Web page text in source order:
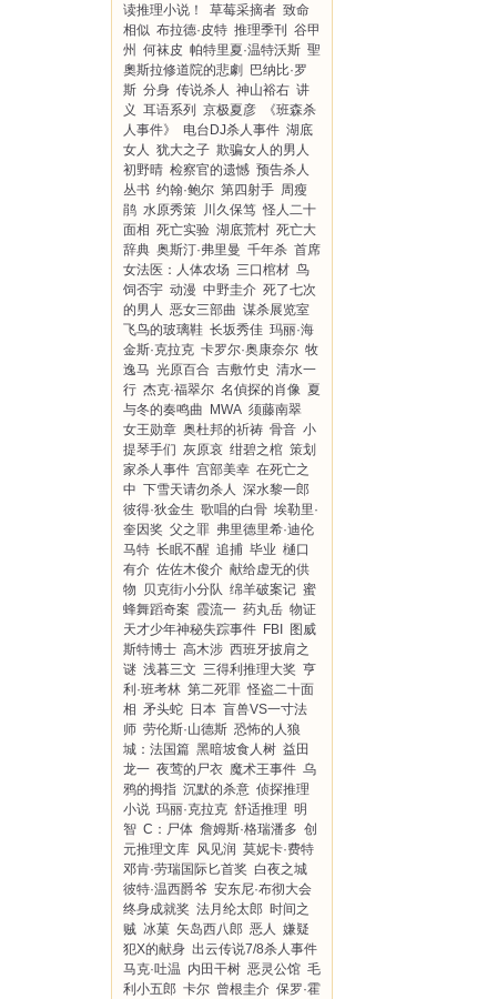
读推理小说！
草莓采摘者 致命
相似 布拉德·皮特 推理季刊
谷甲
州 何袜皮 帕特里夏·温特沃斯 聖
奧斯拉修道院的悲劇
巴纳比·罗
斯 分身 传说杀人 神山裕右 讲
义 耳语系列 京极夏彦
《班森杀
人事件》
电台DJ杀人事件 湖底
女人 犹大之子 欺骗女人的男人
初野晴 检察官的遗憾 预告杀人
丛书 约翰·鲍尔 第四射手 周瘦
鹃 水原秀策 川久保笃 怪人二十
面相 死亡实验 湖底荒村 死亡大
辞典 奥斯汀·弗里曼 千年杀 首席
女法医：人体农场 三口棺材 鸟
饲否宇 动漫 中野圭介 死了七次
的男人 恶女三部曲 谋杀展览室
飞鸟的玻璃鞋 长坂秀佳 玛丽·海
金斯·克拉克 卡罗尔·奥康奈尔 牧
逸马 光原百合 吉敷竹史 清水一
行 杰克·福翠尔 名偵探的肖像 夏
与冬的奏鸣曲
MWA 须藤南翠
女王勋章 奥杜邦的祈祷 骨音 小
提琴手们 灰原哀 绀碧之棺 策划
家杀人事件 宫部美幸 在死亡之
中 下雪天请勿杀人 深水黎一郎
彼得·狄金生 歌唱的白骨 埃勒里·
奎因奖 父之罪 弗里德里希·迪伦
马特 长眠不醒 追捕 毕业 樋口
有介 佐佐木俊介 献给虚无的供
物
贝克街小分队 绵羊破案记 蜜
蜂舞蹈奇案 霞流一 药丸岳 物证
天才少年神秘失踪事件 FBI
图威
斯特博士 高木涉 西班牙披肩之
谜 浅暮三文 三得利推理大奖 亨
利·班考林 第二死罪 怪盗二十面
相 矛头蛇 日本 盲兽VS一寸法
师 劳伦斯·山德斯 恐怖的人狼
城：法国篇 黑暗坡食人树 益田
龙一 夜莺的尸衣 魔术王事件 乌
鸦的拇指 沉默的杀意 侦探推理
小说 玛丽·克拉克 舒适推理 明
智 C：尸体 詹姆斯·格瑞潘多 创
元推理文库 风见润 莫妮卡·费特
邓肯·劳瑞国际匕首奖 白夜之城
彼特·温西爵爷 安东尼·布彻大会
终身成就奖 法月纶太郎 时间之
贼 冰菓 矢岛西八郎 恶人 嫌疑
犯X的献身 出云传说7/8杀人事件
马克·吐温 内田干树 恶灵公馆 毛
利小五郎 卡尔 曾根圭介 保罗·霍